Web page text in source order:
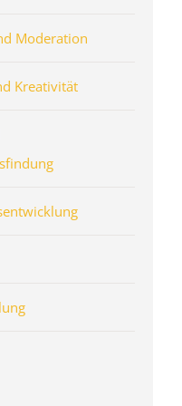
Moderation
Kreativität